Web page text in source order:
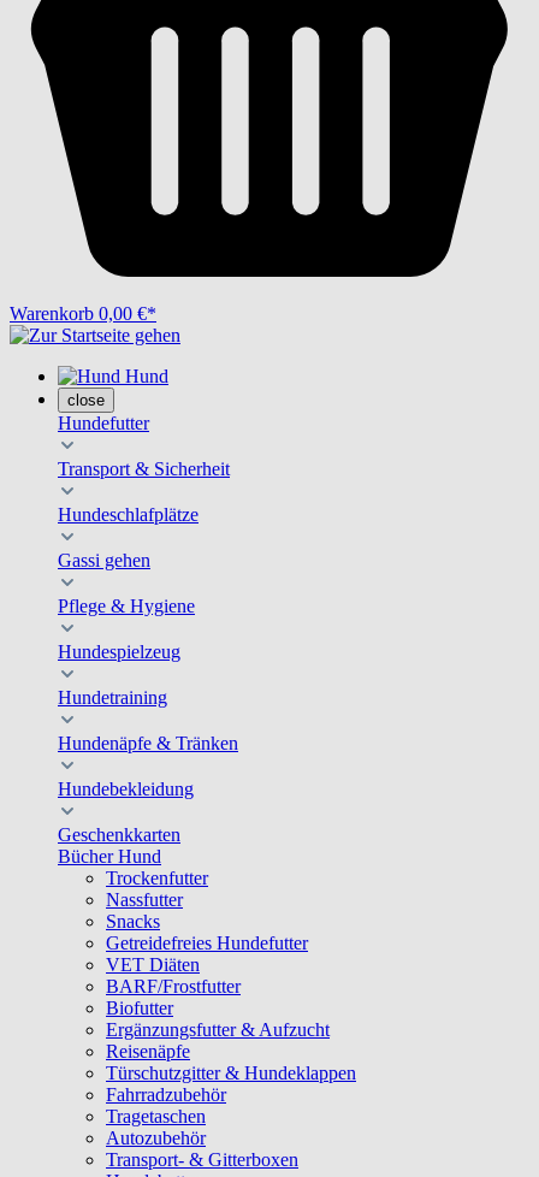
Warenkorb 0,00 €*
Hund
close
Hundefutter
Transport & Sicherheit
Hundeschlafplätze
Gassi gehen
Pflege & Hygiene
Hundespielzeug
Hundetraining
Hundenäpfe & Tränken
Hundebekleidung
Geschenkkarten
Bücher Hund
Trockenfutter
Nassfutter
Snacks
Getreidefreies Hundefutter
VET Diäten
BARF/Frostfutter
Biofutter
Ergänzungsfutter & Aufzucht
Reisenäpfe
Türschutzgitter & Hundeklappen
Fahrradzubehör
Tragetaschen
Autozubehör
Transport- & Gitterboxen